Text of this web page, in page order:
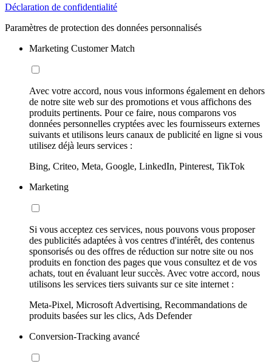
Déclaration de confidentialité
Paramètres de protection des données personnalisés
Marketing Customer Match
Avec votre accord, nous vous informons également en dehors
de notre site web sur des promotions et vous affichons des
produits pertinents. Pour ce faire, nous comparons vos
données personnelles cryptées avec les fournisseurs externes
suivants et utilisons leurs canaux de publicité en ligne si vous
utilisez déjà leurs services :
Bing, Criteo, Meta, Google, LinkedIn, Pinterest, TikTok
Marketing
Si vous acceptez ces services, nous pouvons vous proposer
des publicités adaptées à vos centres d'intérêt, des contenus
sponsorisés ou des offres de réduction sur notre site ou nos
produits en fonction des pages que vous consultez et de vos
achats, tout en évaluant leur succès. Avec votre accord, nous
utilisons les services tiers suivants sur ce site internet :
Meta-Pixel, Microsoft Advertising, Recommandations de
produits basées sur les clics, Ads Defender
Conversion-Tracking avancé